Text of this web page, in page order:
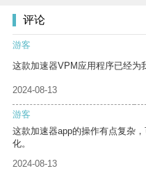
评论
游客
这款加速器VPM应用程序已经为
2024-08-13
游客
这款加速器app的操作有点复杂
化。
2024-08-13